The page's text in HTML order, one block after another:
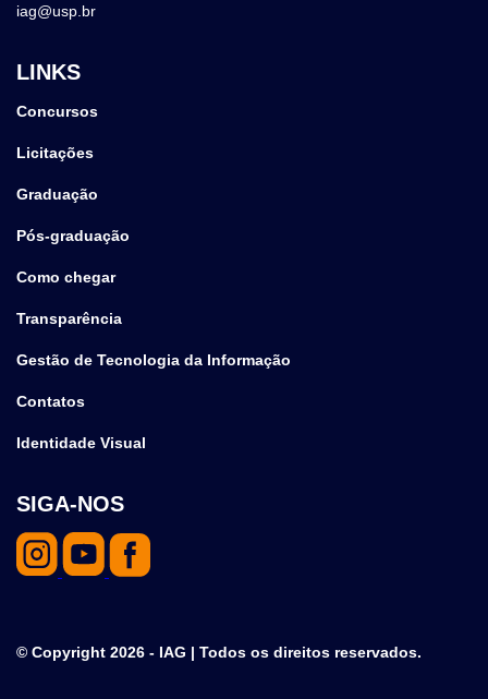
iag@usp.br
LINKS
Concursos
Licitações
Graduação
Pós-graduação
Como chegar
Transparência
Gestão de Tecnologia da Informação
Contatos
Identidade Visual
SIGA-NOS
© Copyright 2026 - IAG | Todos os direitos reservados.